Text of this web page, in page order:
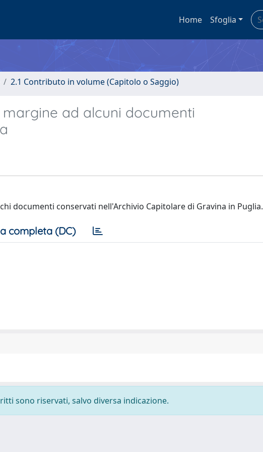
Home Sfoglia
2.1 Contributo in volume (Capitolo o Saggio)
ad alcuni documenti
documenti conservati nell'Archivio Capitolare di Gravina in Puglia.
completa (DC)
sono riservati, salvo diversa indicazione.